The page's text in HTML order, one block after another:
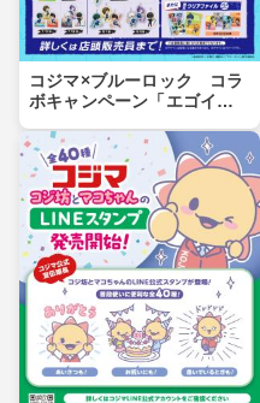
コジマ×ブルーロック コラ
ボキャンペーン「エゴイス